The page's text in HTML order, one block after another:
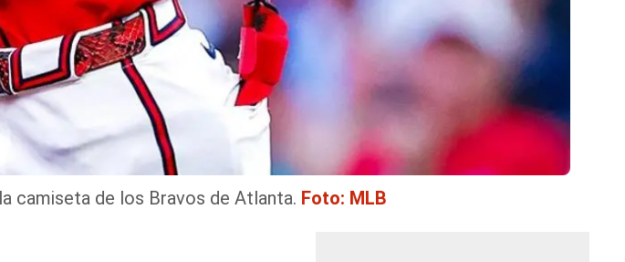
camiseta de los Bravos de Atlanta. Foto: MLB